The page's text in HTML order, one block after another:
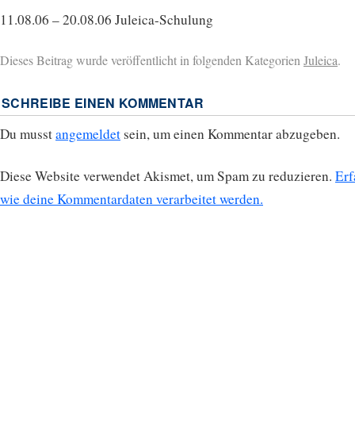
11.08.06 – 20.08.06 Juleica-Schulung
Dieses Beitrag wurde veröffentlicht in folgenden KategorienJuleica.
SCHREIBE EINEN KOMMENTAR
Du musstangemeldet sein, um einen Kommentar abzugeben.
Diese Website verwendet Akismet, um Spam zu reduzieren.
wie deine Kommentardaten verarbeitet werden.